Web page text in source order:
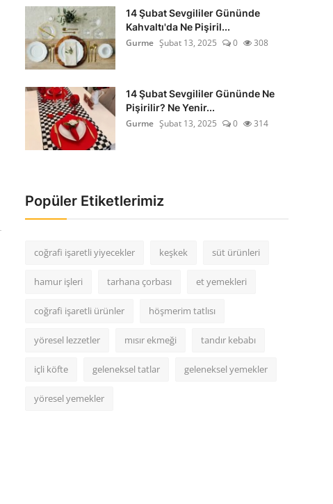
14 Şubat Sevgililer Gününde
Kahvaltı'da Ne Pişiril...
Gurme Şubat 13, 2025 0 308
14 Şubat Sevgililer Gününde Ne
Pişirilir? Ne Yenir...
Gurme Şubat 13, 2025 0 314
Popüler Etiketlerimiz
coğrafi işaretli yiyecekler keşkek süt ürünleri
hamur işleri tarhana çorbası et yemekleri
coğrafi işaretli ürünler höşmerim tatlısı
yöresel lezzetler mısır ekmeği tandır kebabı
içli köfte geleneksel tatlar geleneksel yemekler
yöresel yemekler